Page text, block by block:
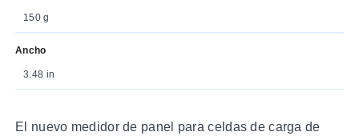
150 g
Ancho
3.48 in
El nuevo medidor de panel para celdas de carga de